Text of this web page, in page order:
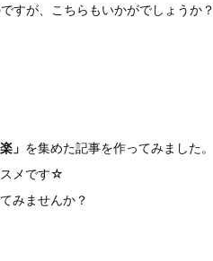
すが、こちらもいかがでしょうか？
」 を集めた記事を作ってみました。
スメです☆
みませんか？